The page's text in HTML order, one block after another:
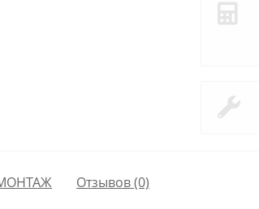
Отзывов (0)